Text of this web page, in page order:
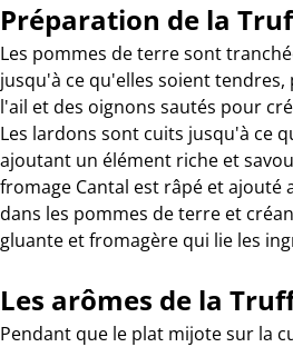
Préparation de la
Les pommes de terre sont
jusqu'à ce qu'elles soient tendres,
l'ail et des oignons sautés pour
Les lardons sont cuits jusqu'à ce
ajoutant un élément riche et
fromage Cantal est râpé et ajouté
dans les pommes de terre et
gluante et fromagère qui lie les
Les arômes de la
Pendant que le plat mijote sur la